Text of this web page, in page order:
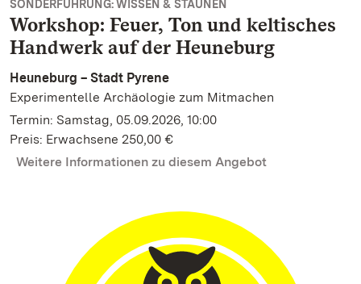
SONDERFÜHRUNG: WISSEN & STAUNEN
Workshop: Feuer, Ton und keltisches
Handwerk auf der Heuneburg
Heuneburg – Stadt Pyrene
Experimentelle Archäologie zum Mitmachen
Termin: Samstag, 05.09.2026, 10:00
Preis: Erwachsene 250,00 €
Weitere Informationen zu diesem Angebot